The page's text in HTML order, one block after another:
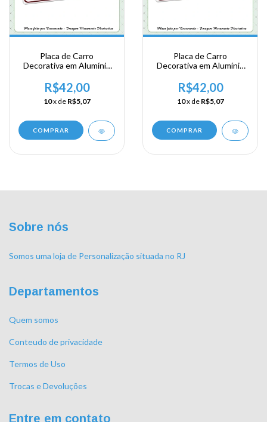
Placa de Carro
Decorativa em Alumínio
Viagem a Granada - ST
Andrew
R$42,00
10x de R$5,07
COMPRAR
Placa de Carro
Decorativa em Alumínio
Viagem a Granada - ST
Davids
R$42,00
10x de R$5,07
COMPRAR
Sobre nós
Somos uma loja de Personalização situada no RJ
Departamentos
Quem somos
Conteudo de privacidade
Termos de Uso
Trocas e Devoluções
Entre em contato